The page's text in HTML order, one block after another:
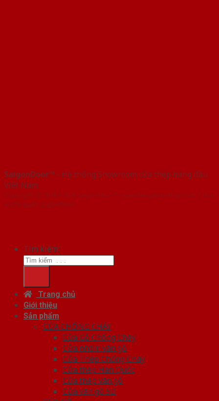
SaigonDoor™ - Hệ thống Showroom cửa thép hàng đầu
Việt Nam
Copyright ⓒ 2016 – 2026 SaigonDoor™ - www.baogiacuathep.com | Đơn
vị chủ quản SaigonDoor
Tìm kiếm:
Trang chủ
Giới thiệu
Sản phẩm
CỬA CHỐNG CHÁY
Cửa Gỗ Chống Cháy
Cửa nhôm vân gỗ
Cửa Thép Chống Cháy
Cửa thép Hàn Quốc
Cửa thép vân gỗ
Cửa vân gỗ 5D